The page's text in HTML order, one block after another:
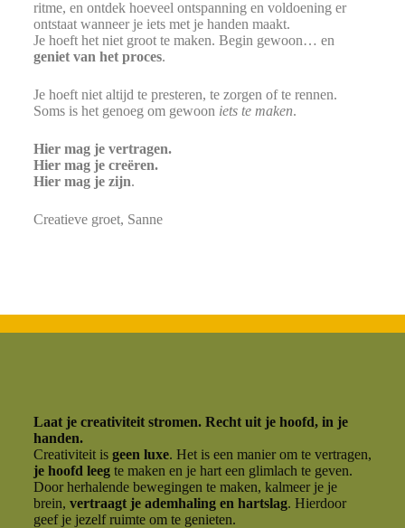
ritme, en ontdek hoeveel ontspanning en voldoening er
ontstaat wanneer je iets met je handen maakt.
Je hoeft het niet groot te maken. Begin gewoon… en
geniet van het proces.
Je hoeft niet altijd te presteren, te zorgen of te rennen.
Soms is het genoeg om gewoon iets te maken.
Hier mag je vertragen.
Hier mag je creëren.
Hier mag je zijn.
Creatieve groet, Sanne
Laat je creativiteit stromen. Recht uit je hoofd, in je
handen.
Creativiteit is geen luxe. Het is een manier om te vertragen,
je hoofd leegte maken en je hart een glimlach te geven.
Door herhalende bewegingen te maken, kalmeer je je
brein, vertraagt je ademhaling en hartslag. Hierdoor
geef je jezelf ruimte om te genieten.